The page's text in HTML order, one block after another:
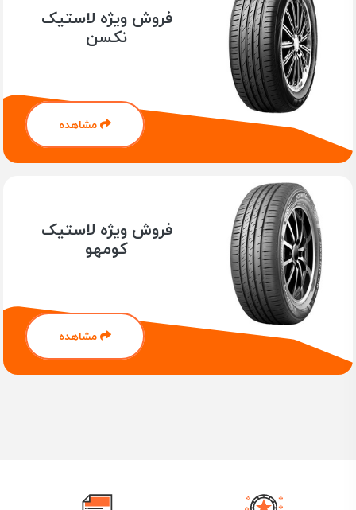
ویژگی‌های لاستیک‌های Sonar
عملکرد مناسب در مسیرهای خشک و مرطوب
طراحی بهینه آج برای رانندگی شهری و بین‌شهری
دوام نسبی و مقاومت در برابر سایش
قیمت اقتصادی و رقابتی در بازار تایر
موجود در سایزهای مختلف برای خودروهای مختلف
در فروشگاه یوزپلنگ، لاستیک‌های سونار با ضمانت اصالت و
امکان ارسال سریع به سراسر کشور عرضه می‌شوند. سایز
مناسب خودروی خود را انتخاب و به‌صورت آنلاین خرید کنید.
شرکت تولیدی لاستیک سونار در سال 1996 در شهر تایپه واقع در
کشور تایوان فعالیت خود را آغاز کرد. لاستیک سونار یکی از
محصولات بسیار با کیفیت کشور تایوان است و از زمان شروع
فعالیتش تا به امروز با تکیه به مهندسین مجرب و تیم
تحقیقات قوی ، محصولاتی را در گروه های لاستیک سواری و
شاسی بلند ، لاستیک اتوبوسی و کامیونی و همچنین لاستیک
راهسازی تولید می کند.
لاستیک سونار زیر مجموعه لاستیک نانکن تایوان بوده و با
استفاده از تجربه های این شرکت موفقیت های بسیاری را در
لاستیک نانکن محصولاتی را با کارایی بالا و مطابق با سلیقه های
فروش ویژه لاستیک
نکسن
مشاهده
فروش ویژه لاستیک
کومهو
مشاهده